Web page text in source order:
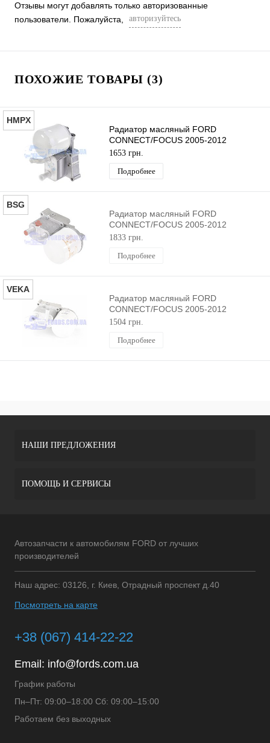
Отзывы могут добавлять только авторизованные
пользователи. Пожалуйста,
авторизуйтесь
ПОХОЖИЕ ТОВАРЫ (3)
HMPX
Радиатор масляный FORD
CONNECT/FOCUS 2005-2012
(Ø10MM) HMPX
1653 грн.
Подробнее
BSG
Радиатор масляный FORD
CONNECT/FOCUS 2005-2012
(Ø10MM) BSG
1833 грн.
Подробнее
VEKA
Радиатор масляный FORD
CONNECT/FOCUS 2005-2012
(Ø10MM) VEKA
1504 грн.
Подробнее
НАШИ ПРЕДЛОЖЕНИЯ
ПОМОЩЬ И СЕРВИСЫ
Автозапчасти к автомобилям FORD от лучших
производителей
Наш адрес: 03126, г. Киев, Отрадный проспект д.40
Посмотреть на карте
+38 (067) 414-22-22
Email: info@fords.com.ua
График работы
Пн–Пт: 09:00–18:00 Сб: 09:00–15:00
Работаем без выходных